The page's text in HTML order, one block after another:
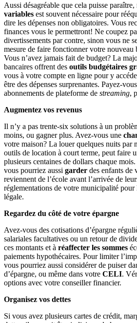
Aussi désagréable que cela puisse paraître,
variables est souvent nécessaire pour
dire les dépenses non obligatoires. Vous
finances vous le permettront! Ne coupez
divertissements par contre, sinon vous ne
mesure de faire fonctionner votre nouveau
Vous n’avez jamais fait de budget? La
bancaires offrent des outils budgétaires
vous à votre compte en ligne pour y
être des dépenses surprenantes. Payez-
abonnements de plateforme de streaming,
Augmentez vos revenus
Il n’y a pas trente-six solutions à un
moins, ou gagner plus. Avez-vous une
votre maison? La louer quelques nuits par
outils de location à court terme, peut faire
plusieurs centaines de dollars chaque
vous pourriez aussi garder des enfants de
reviennent de l’école avant l’arrivée de
réglementations de votre municipalité pour
légale.
Regardez du côté de votre épargne
Avez-vous des cotisations d’épargne
salariales facultatives ou un retour de
ces montants et à réaffecter les sommes
paiements hypothécaires. Pour limiter
vous pourriez aussi considérer de puiser
d’épargne, ou même dans votre CELI.
options avec votre conseiller financier.
Organisez vos dettes
Si vous avez plusieurs cartes de crédit,